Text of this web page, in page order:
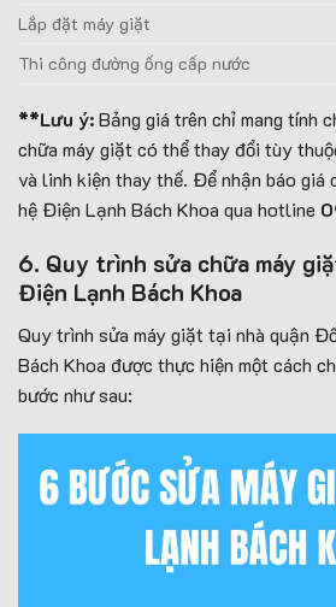
Lắp đặt máy giặt
Thi công đường ống cấp nước
**Lưu ý:Bảng giá trên chỉ mang tính
chữa máy giặt có thể thay đổi tùy
và linh kiện thay thế. Để nhận báo giá
hệ Điện Lạnh Bách Khoa qua hotline
6. Quy trình sửa chữa máy
Điện Lạnh Bách Khoa
Quy trình sửa máy giặt tại nhà quận
Bách Khoa được thực hiện một cách
bước như sau: